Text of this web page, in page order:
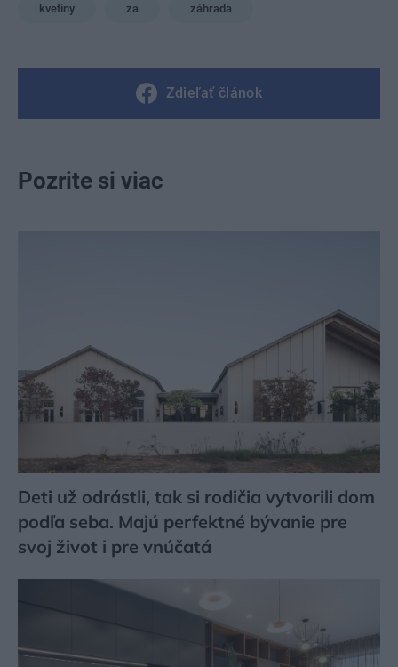
kvetiny za záhrada
Zdieľať článok
Pozrite si viac
Deti už odrástli, tak si rodičia vytvorili dom
podľa seba. Majú perfektné bývanie pre
svoj život i pre vnúčatá